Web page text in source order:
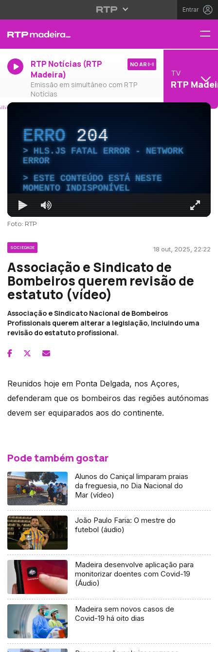
Entrar
RTP Notícias (RTP
Madeira)
Emissão em simultâneo com RTP
Notícias
NO AR
TV
RTP
ERRO204
HLS.JS FATAL ERROR - NETWORK
ERROR
ESTE CONTEÚDO ESTÁ NESTE
MOMENTO INDISPONÍVEL
Foto: RTP
SOCIEDADE 18 out, 2025, 22:22
Associação e Sindicato de
Bombeiros querem revisão de
estatuto (vídeo)
Associação e Sindicato Nacional de Bombeiros
Profissionais querem alterar a legislação, incluindo uma
revisão do estatuto profissional.
Reunidos hoje em Ponta Delgada, nos Açores,
defenderam que os bombeiros das regiões autónomas
devem ser equiparados aos do continente.
Pode também gostar
Alunos do Caniçal limparam praias
da freguesia, no Dia Nacional do
Mar (vídeo)
João Paulo Faria: O mestre do
futebol (áudio)
Madeira desenvolve aplicação para
monitorizar doentes com Covid-19
(Áudio)
Madeira sem novos casos de
Covid-19 há oito dias